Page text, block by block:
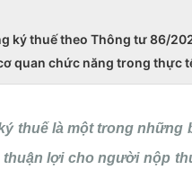
ký thuế theo Thông tư 86/
quan chức năng trong thực
thuế là một trong
lợi cho người nộp